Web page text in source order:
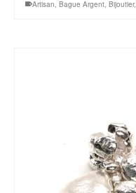
Artisan, Bague Argent, Bijoutier,